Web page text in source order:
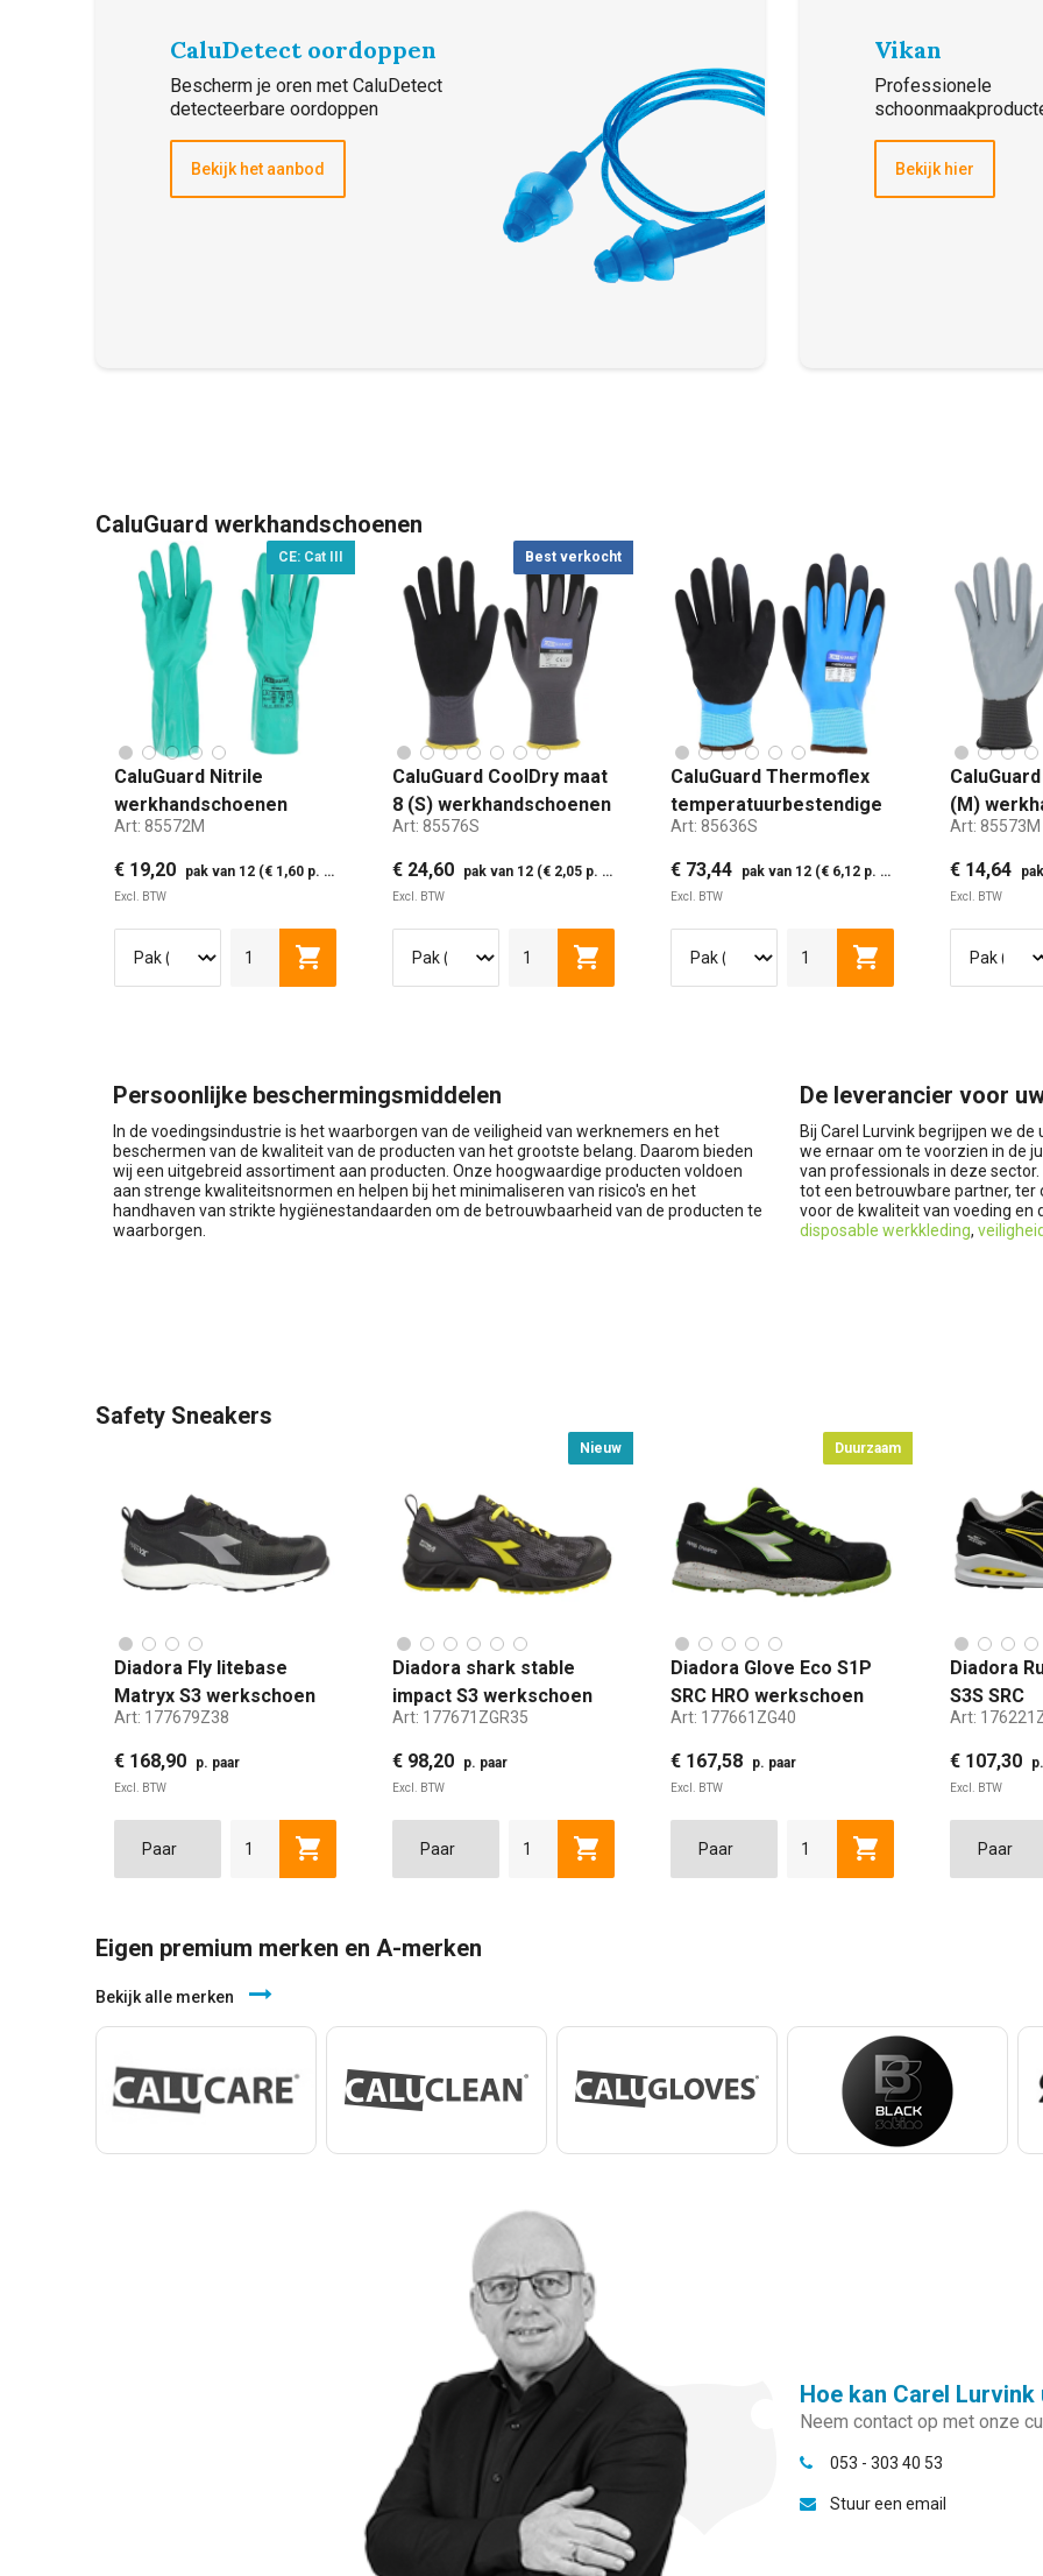
CaluDetect oordoppen
Bescherm je oren met CaluDetect
detecteerbare oordoppen
Bekijk het aanbod
Vikan
Professionele
Bekijk hier
CaluGuard werkhandschoenen
CE: Cat III
CaluGuard Nitrile
werkhandschoenen
groen maat 8 (M)
Art: 85572M
€ 19,20 pak van 12 (€ 1,60 p. paar)
Excl. BTW
XL Toevoegen aan winkelwagen
Best verkocht
CaluGuard CoolDry maat
8 (S) werkhandschoenen
Art: 85576S
€ 24,60 pak van 12 (€ 2,05 p. paar)
Excl. BTW
MAAT 8 (S) MAAT 9 (M) MAAT 10 (L) MAAT 11 (XL)
Toevoegen aan winkelwagen
CaluGuard Thermoflex
temperatuurbestendige
thermohandschoen maat
S
Art: 85636S
€ 73,44 pak van 12 (€ 6,12 p. paar)
Excl. BTW
M L Toevoegen aan
(M)
Art: 85573M
€ 14,64 pak
Excl. BTW
Persoonlijke beschermingsmiddelen
In de voedingsindustrie is het waarborgen van de veiligheid van werknemers en het
beschermen van de kwaliteit van de producten van het grootste belang. Daarom bieden
wij een uitgebreid assortiment aan producten. Onze hoogwaardige producten voldoen
aan strenge kwaliteitsnormen en helpen bij het minimaliseren van risico's en het
handhaven van strikte hygiënestandaarden om de betrouwbaarheid van de producten te
waarborgen.
De leverancier voor
Bij Carel Lurvink begrijpen we
we ernaar om te voorzien in de
van professionals in deze
tot een betrouwbare partner, ter
voor de kwaliteit van voeding en
disposable werkkleding,
Safety Sneakers
Diadora Fly litebase
Matryx S3 werkschoen
laag zwart maat 38
Art: 177679Z38
€ 168,90 p. paar
Excl. BTW
38 39 40 42 48
Toevoegen aan winkelwagen
Nieuw
Diadora shark stable
impact S3 werkschoen
laag zwart grijs maat 35
Art: 177671ZGR35
€ 98,20 p. paar
Excl. BTW
35 36 37 39
Toevoegen aan winkelwagen
Duurzaam
Diadora Glove Eco S1P
SRC HRO werkschoen
laag zwart/groen maat
40
Art: 177661ZG40
€ 167,58 p. paar
Excl. BTW
40 Toevoegen aan
Diadora
S3S SRC
zwart
Art:
€ 107,30
Excl. BTW
Eigen premium merken en A-merken
Bekijk alle merken
Hoe kan Carel Lurvink
Neem contact op met onze
053 - 303 40 53
Stuur een email